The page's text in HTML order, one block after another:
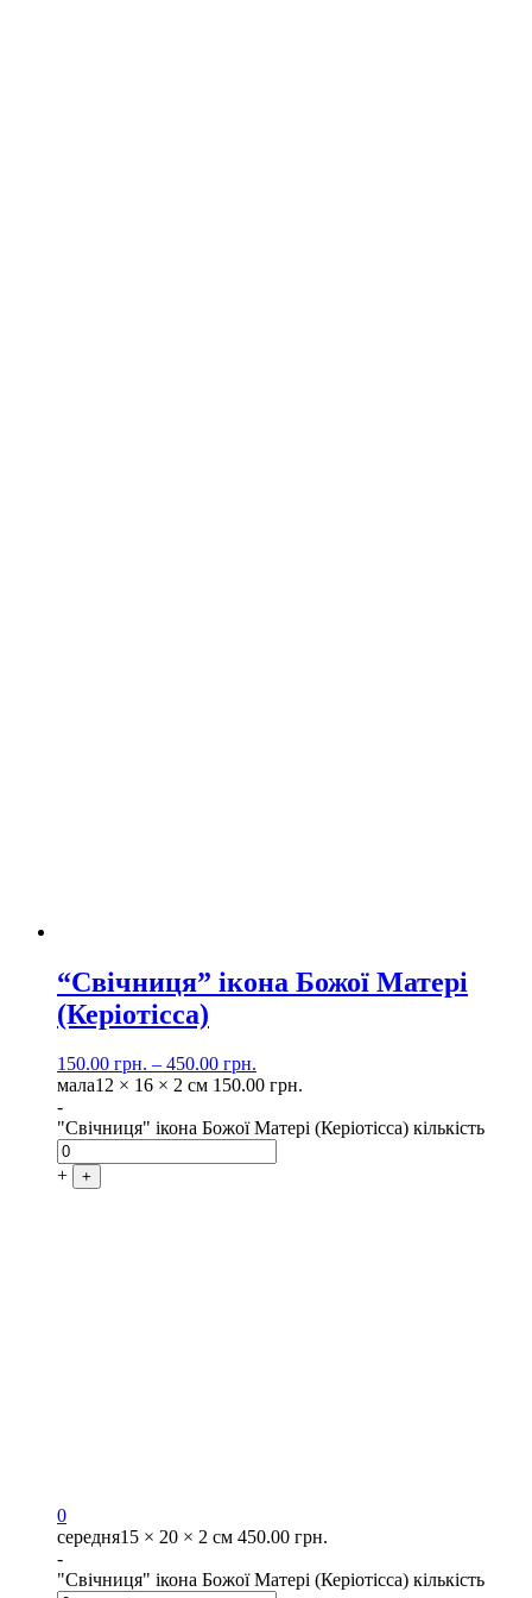
“Свічниця” ікона Божої Матері
(Керіотісса)
150.00 грн. – 450.00 грн.
мала12 × 16 × 2 см 150.00 грн.
-
"Свічниця" ікона Божої Матері (Керіотісса) кількість
+ +
0
середня15 × 20 × 2 см 450.00 грн.
-
"Свічниця" ікона Божої Матері (Керіотісса) кількість